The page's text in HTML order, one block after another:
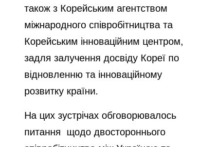
також з Корейським агентством
міжнародного співробітництва та
Корейським інноваційним центром,
задля залучення досвіду Кореї по
відновленню та інноваційному
розвитку країни.
На цих зустрічах обговорювалось
питання щодо двостороннього